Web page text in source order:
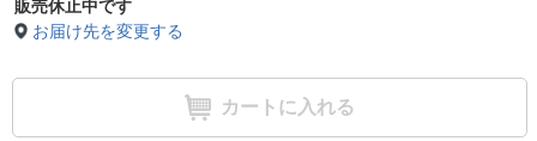
販売休止中です
お届け先を変更する
カートに入れる